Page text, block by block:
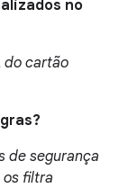
no
do cartão
de segurança
os filtra